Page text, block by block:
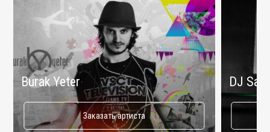
Burak Yeter
Заказать артиста
DJ